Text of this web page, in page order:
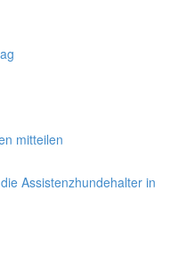
mitteilen
Assistenzhundehalter in